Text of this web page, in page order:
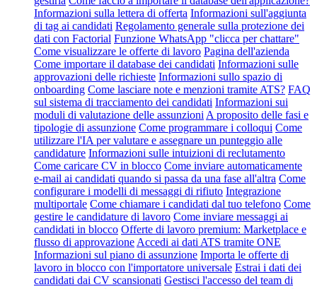
Informazioni sulla lettera di offerta Informazioni sull'aggiunta
di tag ai candidati Regolamento generale sulla protezione dei
dati con Factorial Funzione WhatsApp "clicca per chattare"
Come visualizzare le offerte di lavoro Pagina dell'azienda
Come importare il database dei candidati Informazioni sulle
approvazioni delle richieste Informazioni sullo spazio di
onboarding Come lasciare note e menzioni tramite ATS? FAQ
sul sistema di tracciamento dei candidati Informazioni sui
moduli di valutazione delle assunzioni A proposito delle fasi e
tipologie di assunzione Come programmare i colloqui Come
utilizzare l'IA per valutare e assegnare un punteggio alle
candidature Informazioni sulle intuizioni di reclutamento
Come caricare CV in blocco Come inviare automaticamente
e-mail ai candidati quando si passa da una fase all'altra Come
configurare i modelli di messaggi di rifiuto Integrazione
multiportale Come chiamare i candidati dal tuo telefono Come
gestire le candidature di lavoro Come inviare messaggi ai
candidati in blocco Offerte di lavoro premium: Marketplace e
flusso di approvazione Accedi ai dati ATS tramite ONE
Informazioni sul piano di assunzione Importa le offerte di
lavoro in blocco con l'importatore universale Estrai i dati dei
candidati dai CV scansionati Gestisci l'accesso del team di